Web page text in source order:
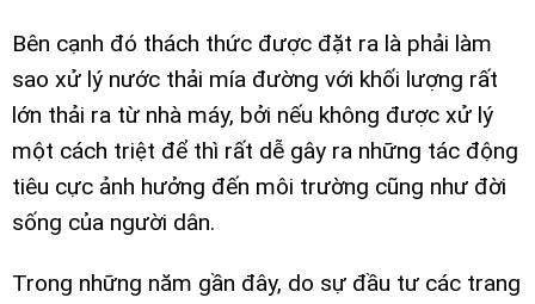
Bên cạnh đó thách thức được đặt ra là phải làm
sao xử lý nước thải mía đường với khối lượng rất
lớn thải ra từ nhà máy, bởi nếu không được xử lý
một cách triệt để thì rất dễ gây ra những tác động
tiêu cực ảnh hưởng đến môi trường cũng như đời
sống của người dân.
Trong những năm gần đây, do sự đầu tư các trang